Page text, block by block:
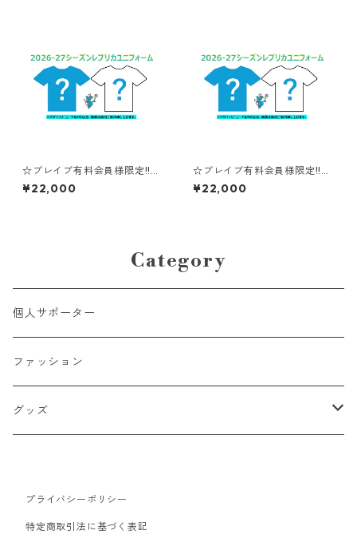
☆ブレイブ有料会員様限定!!送
料無料キャンペーン☆【XS～
２XLサイズ】#21田中亜弓海：
¥22,000
☆ブレイブ有料会員様限定!!送
料無料キャンペーン☆【XS～
２XLサイズ】#24BREATH：2
¥22,000
Category
個人サポーター
ファッション
グッズ
選手もの
キーホルダー
プライバシーポリシー
特定商取引法に基づく表記